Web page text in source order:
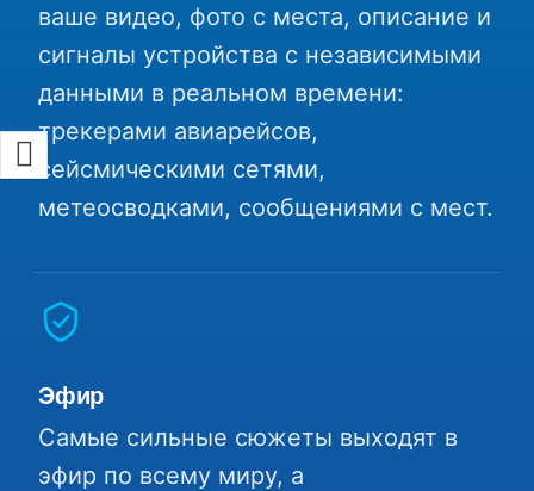
ваше видео, фото с места, описание и
сигналы устройства с независимыми
данными в реальном времени:
трекерами авиарейсов,
сейсмическими сетями,
метеосводками, сообщениями с мест.
Эфир
Самые сильные сюжеты выходят в
эфир по всему миру, а